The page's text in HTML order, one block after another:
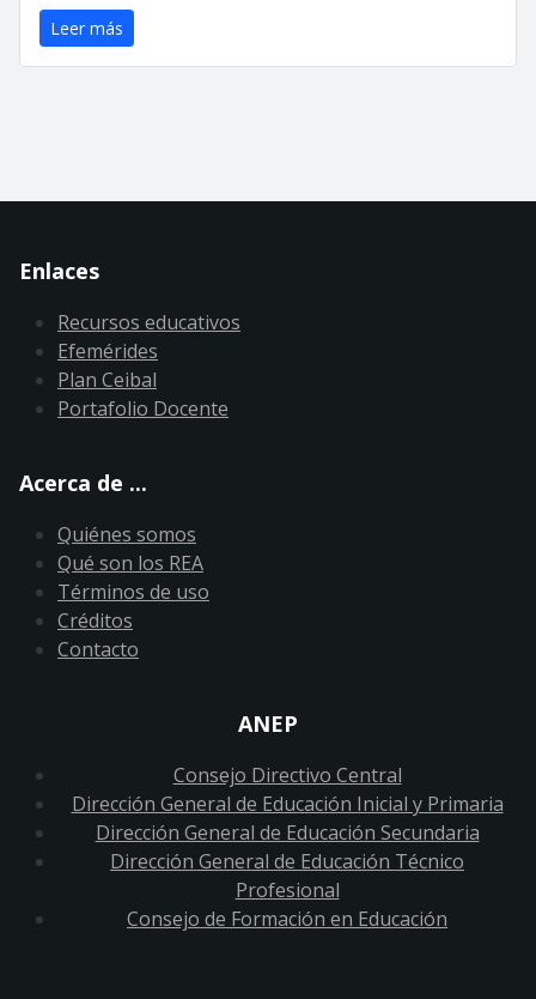
Leer más
Enlaces
Recursos educativos
Efemérides
Plan Ceibal
Portafolio Docente
Acerca de ...
Quiénes somos
Qué son los REA
Términos de uso
Créditos
Contacto
ANEP
Consejo Directivo Central
Dirección General de Educación Inicial y Primaria
Dirección General de Educación Secundaria
Dirección General de Educación Técnico
Profesional
Consejo de Formación en Educación